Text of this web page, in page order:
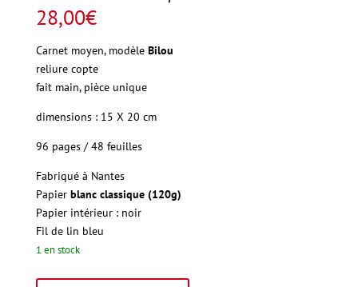
28,00€
Carnet moyen, modèle Bilou
reliure copte
fait main, pièce unique
dimensions : 15 X 20 cm
96 pages / 48 feuilles
Fabriqué à Nantes
Papier blanc classique (120g)
Papier intérieur : noir
Filde lin bleu
1 en stock